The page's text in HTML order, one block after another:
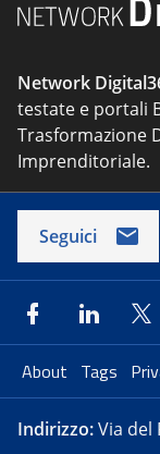
Network
testate e portali
Trasformazione
Imprenditoriale.
Seguici
About Tags
Indirizzo:Via del